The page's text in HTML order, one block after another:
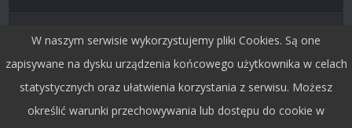
W naszym serwisie wykorzystujemy pliki Cookies. Są one
zapisywane na dysku urządzenia końcowego użytkownika w celach
statystycznych oraz ułatwienia korzystania z serwisu. Możesz
określić warunki przechowywania lub dostępu do cookie w